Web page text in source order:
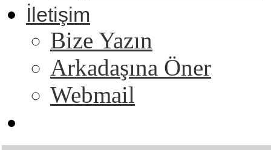
İletişim
Bize Yazın
Arkadaşına Öner
Webmail